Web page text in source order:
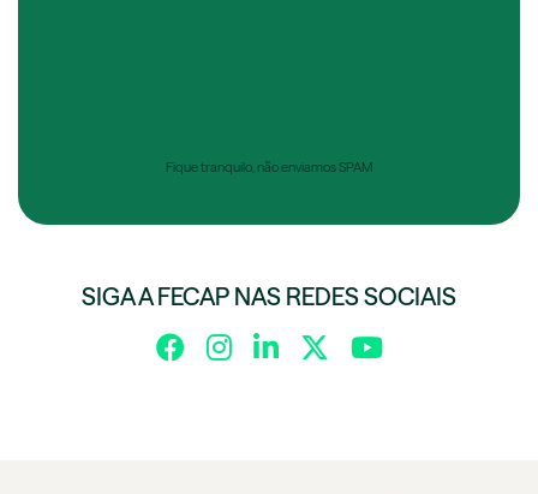
Fique tranquilo, não enviamos SPAM
SIGA A FECAP NAS REDES SOCIAIS